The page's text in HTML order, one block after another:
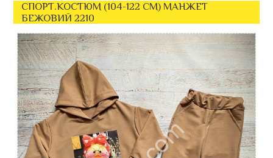
СПОРТ.КОСТЮМ (104-122 СМ) МАНЖЕТ
БЕЖОВИЙ 2210